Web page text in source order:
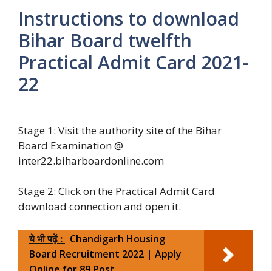
Instructions to download
Bihar Board twelfth
Practical Admit Card 2021-
22
Stage 1: Visit the authority site of the Bihar
Board Examination @
inter22.biharboardonline.com
Stage 2: Click on the Practical Admit Card
download connection and open it.
ये भी पढ़ें : Chandigarh Housing
Board Recruitment 2022 | Apply